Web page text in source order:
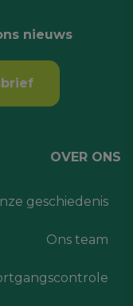
nieuws
OVER ONS
geschiedenis
Ons team